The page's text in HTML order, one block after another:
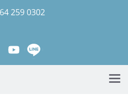
259 0302